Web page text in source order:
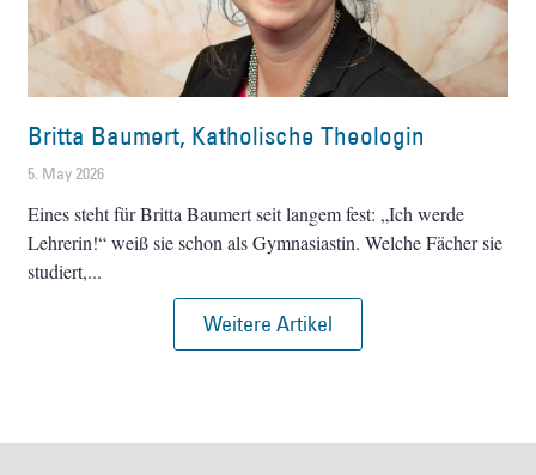
Britta Baumert, Katholische Theologin
5. May 2026
Eines steht für Britta Baumert seit langem fest: „Ich werde
Lehrerin!“ weiß sie schon als Gymnasiastin. Welche Fächer sie
studiert,
Weitere Artikel